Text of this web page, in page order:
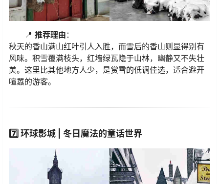
📍 推荐理由 ：
秋天的香山满山红叶引人入胜，而雪后的香山则显得别有
风味。积雪覆满枝头，红墙绿瓦隐于山林，幽静又不失壮
美。这里比其他地方人少，是赏雪的低调佳选，适合避开
喧嚣的游客。
7️⃣ 环球影城 | 冬日魔法的童话世界